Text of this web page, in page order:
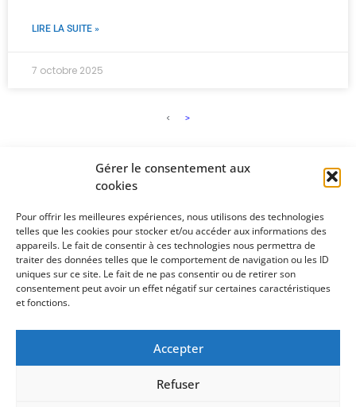
Gérer le consentement aux
cookies
Pour offrir les meilleures expériences, nous utilisons des technologies
telles que les cookies pour stocker et/ou accéder aux informations des
appareils. Le fait de consentir à ces technologies nous permettra de
traiter des données telles que le comportement de navigation ou les ID
uniques sur ce site. Le fait de ne pas consentir ou de retirer son
consentement peut avoir un effet négatif sur certaines caractéristiques
et fonctions.
Accepter
Refuser
LIRE LA SUITE »
7 octobre 2025
< >